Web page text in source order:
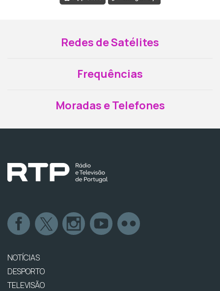
Redes de Satélites
Frequências
Moradas e Telefones
NOTÍCIAS
DESPORTO
TELEVISÃO